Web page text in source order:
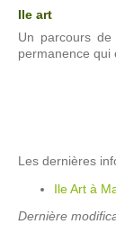
Ile art
Un parcours
permanence qui
Les dernières
Ile Art à
Dernière